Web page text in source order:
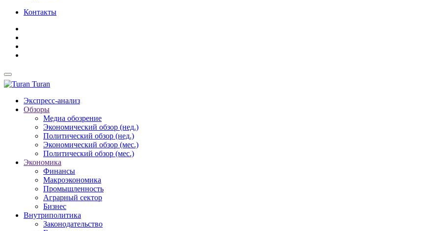
Контакты
Turan
Экспресс-анализ
Обзоры
Медиа обозрение
Экономический обзор (нед.)
Политический обзор (нед.)
Экономический обзор (мес.)
Политический обзор (мес.)
Экономика
Финансы
Макроэкономика
Промышленность
Аграрный сектор
Бизнес
Внутриполитика
Законодательство